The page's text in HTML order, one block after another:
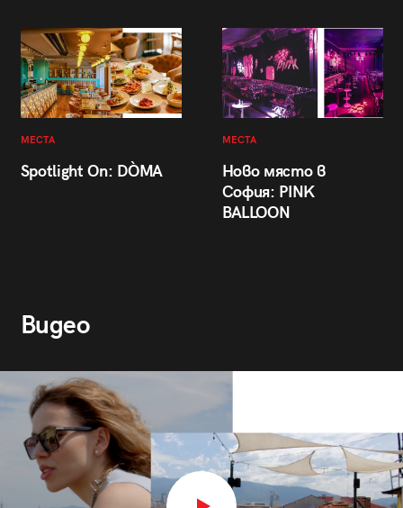
МЕСТА
Spotlight On: DÒMA
МЕСТА
Ново място в
София: PINK
BALLOON
Видео